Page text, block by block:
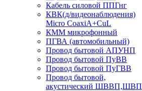
Кабель силовой ППГнг
КВК(д/видеонаблюдения)
Micro CoaxiA+CuL
КММ микрофонный
ПГВА (автомобильный)
Провод бытовой АПУНП
Провод бытовой ПуВВ
Провод бытовой ПуГВВ
Провод бытовой,
акустический ШВВП,ШВП